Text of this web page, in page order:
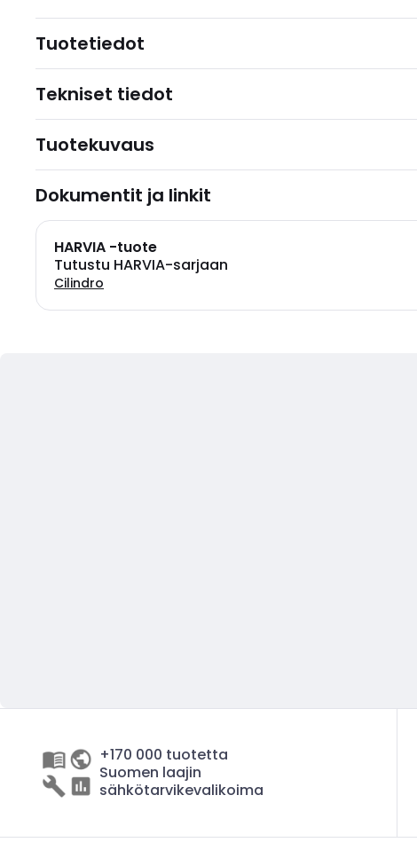
Tuotetiedot
Tekniset tiedot
Tuotekuvaus
Dokumentit ja linkit
HARVIA -tuote
Tutustu HARVIA-sarjaan
Cilindro
+170 000 tuotetta
Suomen laajin
sähkötarvikevalikoima